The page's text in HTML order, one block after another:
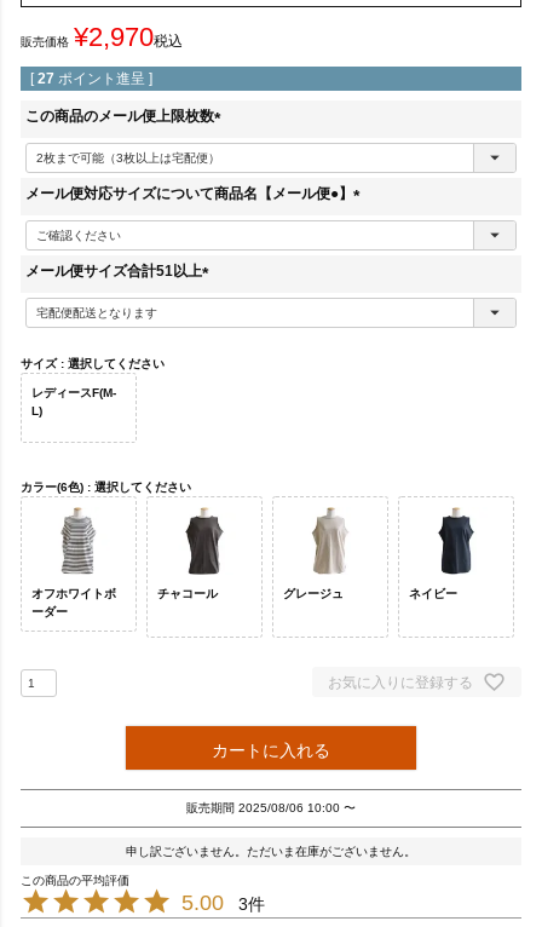
販売価格 ¥2,970税込
[ 27 ポイント進呈 ]
この商品のメール便上限枚数
(
須
メール便対応サイズについて商品名【メール便●】
(
メール便サイズ合計51以上
(
サイズ 選択してください
レディースF(M-
L)
カラー(6色) 選択してください
オフホワイトボ
ーダー
チャコール グレージュ ネイビー
お気に入りに登録する
カートに入れる
販売期間 2025/08/06 10:00 〜
申し訳ございません。ただいま在庫がございません。
5.00 3